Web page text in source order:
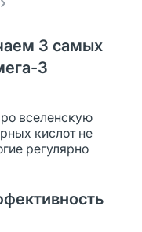
3 самых
3
вселенскую
кислот не
регулярно